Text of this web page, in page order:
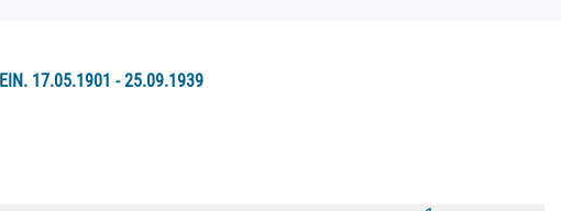
17.05.1901 - 25.09.1939